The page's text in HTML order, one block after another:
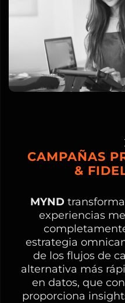
CAMPAÑAS
&
MYND
experiencias
estrategia
de los flujos de
alternativa más
en datos, que
proporciona